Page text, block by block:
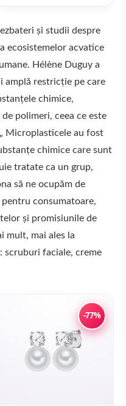
și studii despre
ecosistemelor acvatice
Hélène Duguy a
amplă restricție pe care
chimice,
polimeri, ceea ce este
Microplasticele au fost
chimice care sunt
tratate ca un grup,
să ne ocupăm de
consumatoare,
și promisiunile de
mult, mai ales la
scruburi faciale, creme
-77%